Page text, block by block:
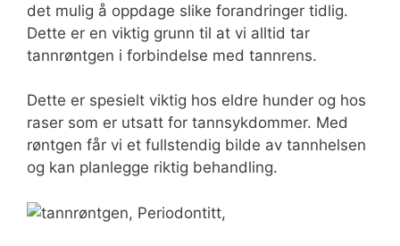
det mulig å oppdage slike forandringer tidlig.
Dette er en viktig grunn til at vi alltid tar
tannrøntgen i forbindelse med tannrens.
Dette er spesielt viktig hos eldre hunder og hos
raser som er utsatt for tannsykdommer. Med
røntgen får vi et fullstendig bilde av tannhelsen
og kan planlegge riktig behandling.